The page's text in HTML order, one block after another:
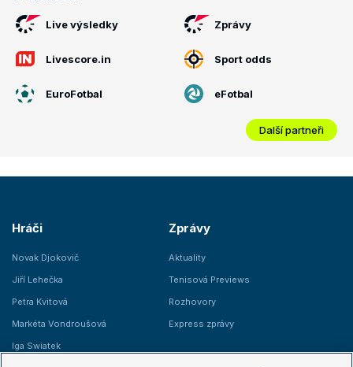
Live výsledky Zprávy
Livescore.in Sport odds
EuroFotbal eFotbal
Další partneři
Hráči
Novak Djokovič
Jiří Lehečka
Petra Kvitová
Markéta Vondroušová
Iga Swiatek
Zprávy
Aktuality
Tenisová Previews
Rozhovory
Express zprávy